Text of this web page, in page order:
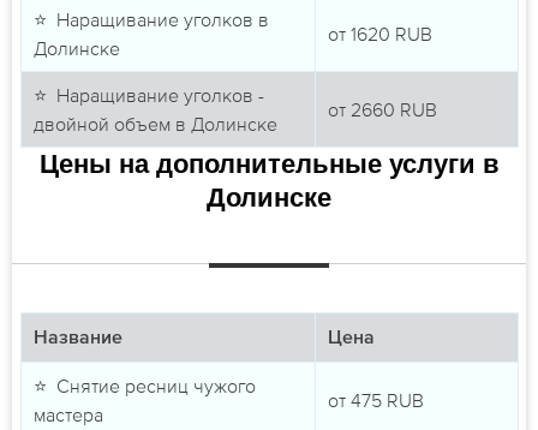
⭐ Наращивание уголков в
Долинске
от 1620 RUB
⭐ Наращивание уголков -
двойной объем в Долинске
от 2660 RUB
Цены на дополнительные услуги в
Долинске
Название Цена
⭐ Снятие ресниц чужого
мастера
от 475 RUB